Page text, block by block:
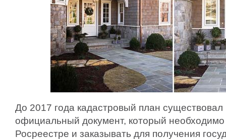
До 2017 года кадастровый план существовал
официальный документ, который
Росреестре и заказывать для получения